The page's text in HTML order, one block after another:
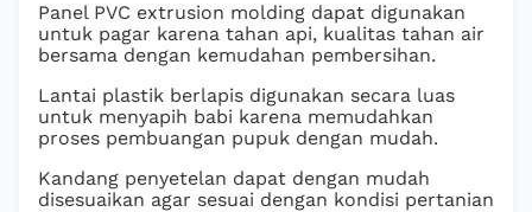
Panel PVC extrusion molding dapat digunakan
untuk pagar karena tahan api, kualitas tahan air
bersama dengan kemudahan pembersihan.
Lantai plastik berlapis digunakan secara luas
untuk menyapih babi karena memudahkan
proses pembuangan pupuk dengan mudah.
Kandang penyetelan dapat dengan mudah
disesuaikan agar sesuai dengan kondisi pertanian